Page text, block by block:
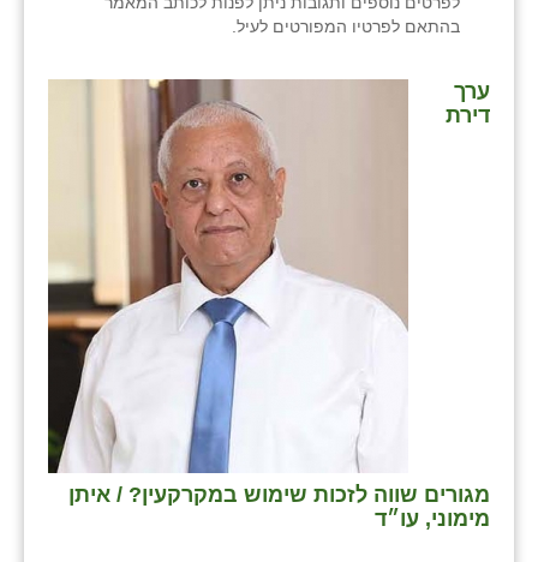
בהתאם לפרטיו המפורטים לעיל.
ערך
דירת
מגורים שווה לזכות שימוש במקרקעין? / איתן
מימוני, עו״ד